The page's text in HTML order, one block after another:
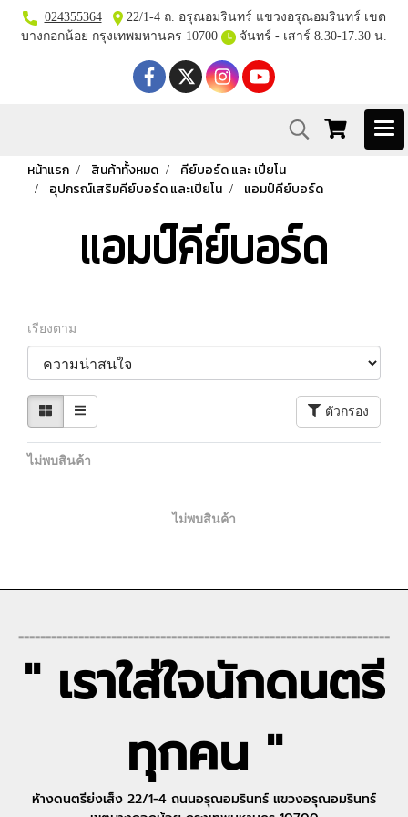
024355364
22/1-4 ถ. อรุณอมรินทร์ แขวงอรุณอมรินทร์ เขต
บางกอกน้อย กรุงเทพมหานคร 10700
จันทร์ - เสาร์ 8.30-17.30 น.
หน้าแรก สินค้าทั้งหมด
คีย์บอร์ด และ เปียโน
อุปกรณ์เสริมคีย์บอร์ด และเปียโน
แอมป์คีย์บอร์ด
แอมป์คีย์บอร์ด
เรียงตาม
ตัวกรอง
ไม่พบสินค้า
ไม่พบสินค้า
--------------------------------------------------------------------
" เราใส่ใจนักดนตรี
ทุกคน "
ห้างดนตรีย่งเส็ง 22/1-4 ถนนอรุณอมรินทร์ แขวงอรุณอมรินทร์